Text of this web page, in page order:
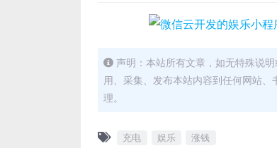
声明：本站所有文章，如无特殊说
用、采集、发布本站内容到任何网站
理。
充电 娱乐 涨钱